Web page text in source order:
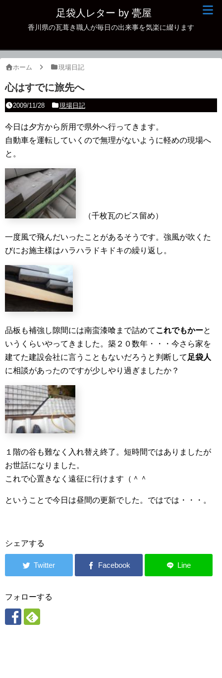
足袋人レター by 甍屋
香川県の瓦葺き職人が毎日の出来事を気楽に綴ります
ホーム 現場日記
心はすでに旅先へ
2009/11/28 現場日記
今日は夕方から所用で県外へ行ってきます。
自動車を運転していくので無理がないように軽めの現場へ
と。
（千枚瓦のビス留め）
一度風で飛んだいったことがあるそうです。強風が吹くた
びにお施主様はハラハラドキドキの繰り返し。
品板も補強し隙間には南蛮漆喰まで詰めてこれでもかーと
いうくらいやってきました。築２０数年・・・今さら家を
建てた建設会社に言うこともないだろうと判断して 足袋人
に相談があったのですが少しやり過ぎましたか？
１階の谷も難なく入れ替え終了。短時間ではありましたが
お世話になりました。
これで心置きなく遠征に行けます（＾＾ゞ
ということで今日は昼間の更新でした。ではでは・・・。
シェアする
フォローする
現場日記
古瓦
本日の一品